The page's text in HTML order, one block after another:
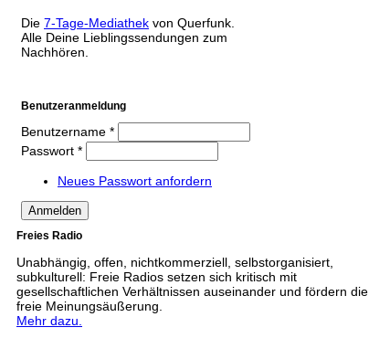
Die 7-Tage-Mediathek von Querfunk.
Alle Deine Lieblingssendungen zum
Nachhören.
Benutzeranmeldung
Benutzername *
Passwort *
Neues Passwort anfordern
Freies Radio
Unabhängig, offen, nichtkommerziell, selbstorganisiert,
subkulturell: Freie Radios setzen sich kritisch mit
gesellschaftlichen Verhältnissen auseinander und fördern die
freie Meinungsäußerung.
Mehr dazu.